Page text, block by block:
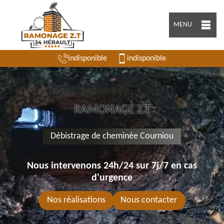
MENU
indisponible indisponible
RAMONAGE Z.T
Débistrage de cheminée Courniou
Nous intervenons 24h/24 sur 7j/7 en cas
d'urgence
Nos réalisations Nous contacter